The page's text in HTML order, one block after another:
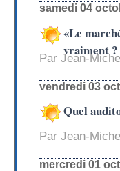
samedi 04
«Le
vraiment ?
Par Jean-
vendredi 03
Quel
Par Jean-
mercredi 01